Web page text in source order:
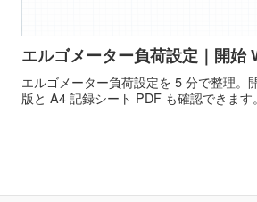
エルゴメーター負荷設定｜開始
エルゴメーター負荷設定を 5 分で整理。
版と A4 記録シート PDF も確認できます。